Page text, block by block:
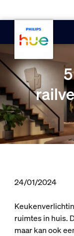
24/01/2024
ruimtes in huis.
maar kan ook